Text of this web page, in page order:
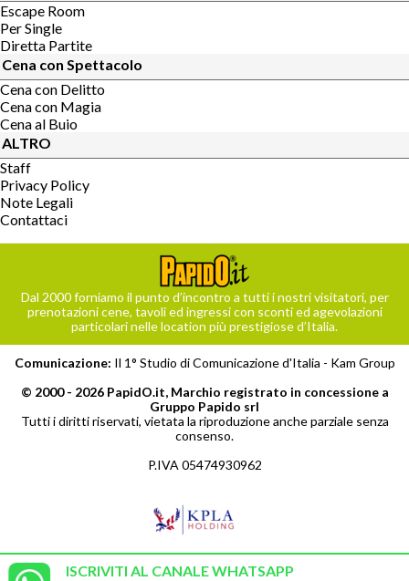
ISCRIVITI AL CANALE WHATSAPP
Escape Room
Per Single
Diretta Partite
Cena con Spettacolo
Cena con Delitto
Cena con Magia
Cena al Buio
ALTRO
Staff
Privacy Policy
Note Legali
Contattaci
Dal 2000 forniamo il punto d’incontro a tutti i nostri visitatori, per
prenotazioni cene, tavoli ed ingressi con sconti ed agevolazioni
particolari nelle location più prestigiose d’Italia.
Comunicazione: Il 1° Studio di Comunicazione d'Italia - Kam Group
© 2000 - 2026 PapidO.it, Marchio registrato in concessione a
Gruppo Papido srl
Tutti i diritti riservati, vietata la riproduzione anche parziale senza
consenso.
P.IVA 05474930962